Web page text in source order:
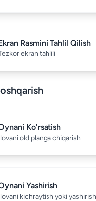
Rasmini Tahlil Qilish
ekran tahlili
Ko'rsatish
old planga chiqarish
Yashirish
kichraytish yoki yashirish